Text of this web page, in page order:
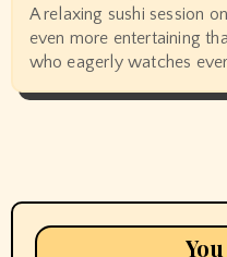
A relaxing sushi session
even more entertaining
who eagerly watches